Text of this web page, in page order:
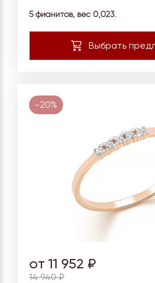
5 фианитов, вес 0,023.
-20%
от 11 952 ₽
14 940 ₽